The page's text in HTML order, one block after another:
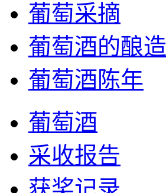
葡萄采摘
葡萄酒的酿造
葡萄酒陈年
葡萄酒
采收报告